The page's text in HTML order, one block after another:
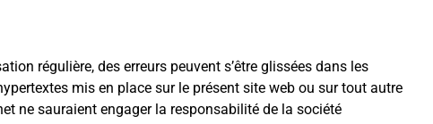
régulière, des erreurs peuvent s’être glissées dans les
mis en place sur le présent site web ou sur tout autre
ne sauraient engager la responsabilité de la société